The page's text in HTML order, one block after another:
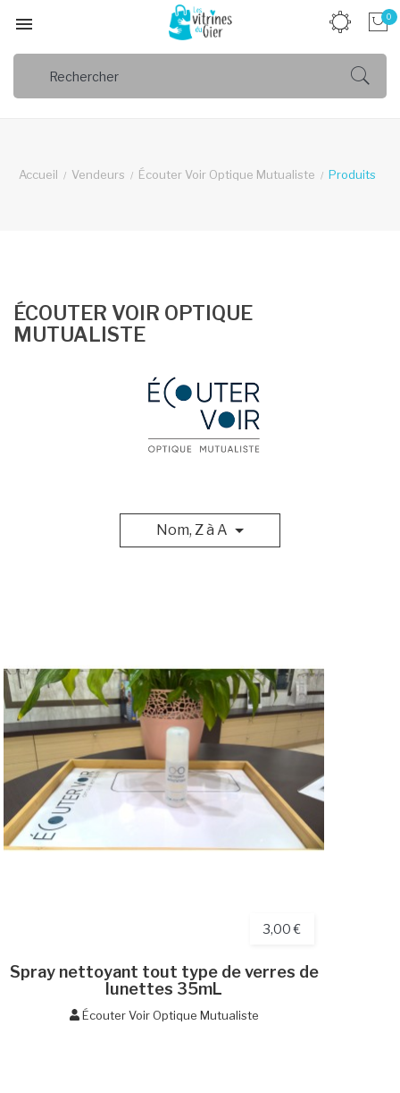
 0
Accueil Vendeurs Écouter Voir Optique Mutualiste Produits
ÉCOUTER VOIR OPTIQUE
MUTUALISTE
Nom, Z à A
3,00 €
Spray nettoyant tout type de verres de
lunettes 35mL
Écouter Voir Optique Mutualiste